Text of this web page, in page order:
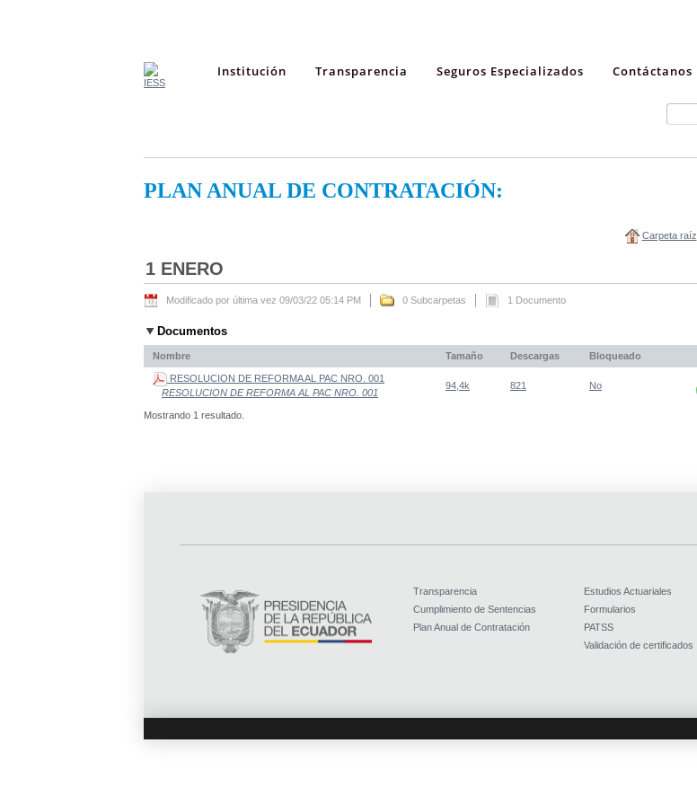
Institución Transparencia Seguros Especializados Contáctanos
PLAN ANUAL DE CONTRATACIÓN:
Carpeta raíz
1 ENERO
Modificado por última vez 09/03/22 05:14 PM 0 Subcarpetas 1 Documento
Documentos
Nombre Tamaño Descargas Bloqueado
RESOLUCION DE REFORMA AL PAC NRO. 001
RESOLUCION DE REFORMA AL PAC NRO. 001
94,4k 821 No
Mostrando 1 resultado.
Transparencia
Cumplimiento de Sentencias
Plan Anual de Contratación
Estudios Actuariales
Formularios
PATSS
Validación de certificados